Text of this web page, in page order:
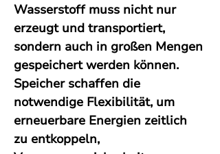
Wasserstoff muss nicht nur
erzeugt und transportiert,
sondern auch in großen Mengen
gespeichert werden können.
Speicher schaffen die
notwendige Flexibilität, um
erneuerbare Energien zeitlich
zu entkoppeln,